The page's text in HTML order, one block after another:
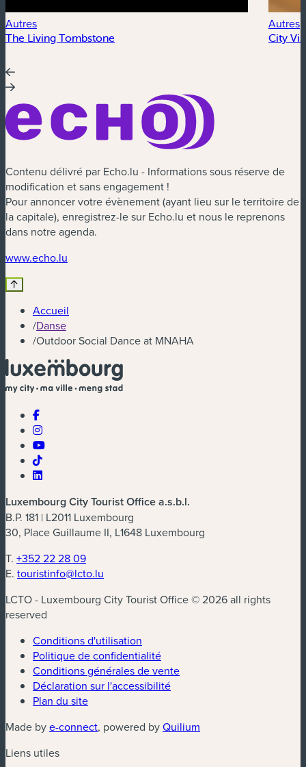
Autres
The Living Tombstone
Autres
City
Contenu délivré par Echo.lu - Informations sous réserve de
modification et sans engagement !
Pour annoncer votre évènement (ayant lieu sur le territoire de
la capitale), enregistrez-le sur Echo.lu et nous le reprenons
dans notre agenda.
www.echo.lu
Accueil
/Danse
/Outdoor Social Dance at MNAHA
Luxembourg City Tourist Office a.s.b.l.
B.P. 181 | L2011 Luxembourg
30, Place Guillaume II, L1648 Luxembourg
T. +352 22 28 09
E. touristinfo@lcto.lu
LCTO - Luxembourg City Tourist Office © 2026 all rights
reserved
Conditions d'utilisation
Politique de confidentialité
Conditions générales de vente
Déclaration sur l'accessibilité
Plan du site
Made bye-connect(nouvelle fenêtre)
, powered byQuilium
Liens utiles